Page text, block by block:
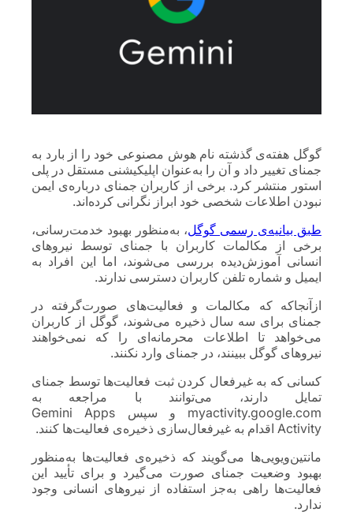
گوگل هفته‌ی گذشته نام هوش مصنوعی خود را از بارد به
جمنای تغییر داد و آن را به‌عنوان اپلیکیشنی مستقل در پلی‌
استور منتشر کرد. برخی از کاربران جمنای درباره‌ی ایمن‌
نبودن اطلاعات شخصی خود ابراز نگرانی کرده‌اند.
طبق بیانیه‌ی رسمی گوگل، به‌منظور بهبود خدمت‌‌رسانی،
برخی از مکالمات کاربران با جمنای توسط نیروهای
انسانی آموزش‌دیده بررسی می‌شوند، اما این افراد به
ایمیل و شماره تلفن کاربران دسترسی ندارند.
ازآنجاکه که مکالمات و فعالیت‌های صورت‌گرفته در
جمنای برای سه سال ذخیره می‌شوند، گوگل از کاربران
می‌خواهد تا اطلاعات محرمانه‌ای را که نمی‌خواهند
نیروهای گوگل ببینند، در جمنای وارد نکنند.
کسانی که به غیرفعال کردن ثبت فعالیت‌ها توسط جمنای
تمایل دارند، می‌توانند با مراجعه به
myactivity.google.com و سپس Gemini Apps
Activity اقدام به غیرفعال‌سازی ذخیره‌ی فعالیت‌ها کنند.
مانتین‌‌ویویی‌ها می‌گویند که ذخیره‌ی فعالیت‌ها به‌منظور
بهبود وضعیت جمنای صورت می‌گیرد و برای تأیید این
فعالیت‌ها راهی به‌جز استفاده از نیروهای انسانی وجود
ندارد.